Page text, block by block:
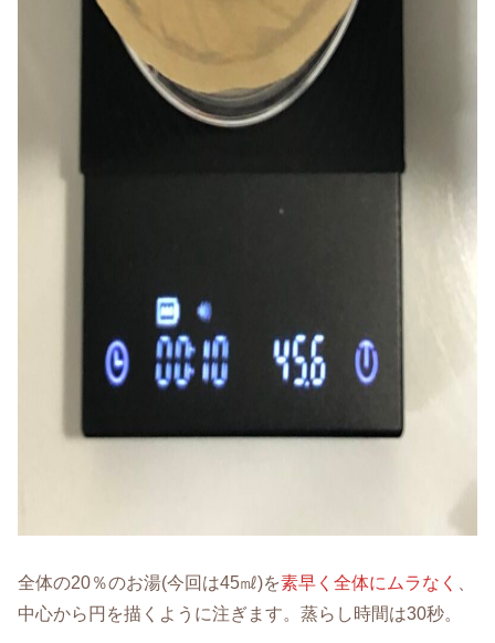
全体の20％のお湯(今回は45㎖)を素早く全体にムラなく
中心から円を描くように注ぎます。蒸らし時間は30秒。